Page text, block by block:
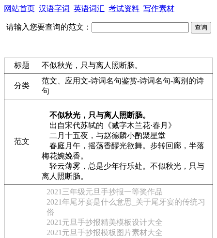
网站首页 汉语字词 英语词汇 考试资料 写作素材
请输入您要查询的范文：
标题 不似秋光，只与离人照断肠。
分类
范文、应用文-诗词名句鉴赏-诗词名句-离别的诗
句
范文
不似秋光，只与离人照断肠。
出自宋代苏轼的《减字木兰花·春月》
二月十五夜，与赵德麟小酌聚星堂
春庭月午，摇荡香醪光欲舞。步转回廊，半落
梅花婉娩香。
轻云薄雾，总是少年行乐处。不似秋光，只与
离人照断肠。
2021三年级元旦手抄报一等奖作品
2021年尾牙宴是什么意思_关于尾牙宴的传统习
俗
2021元旦手抄报精美模板设计大全
2021元旦手抄报模板图片素材大全